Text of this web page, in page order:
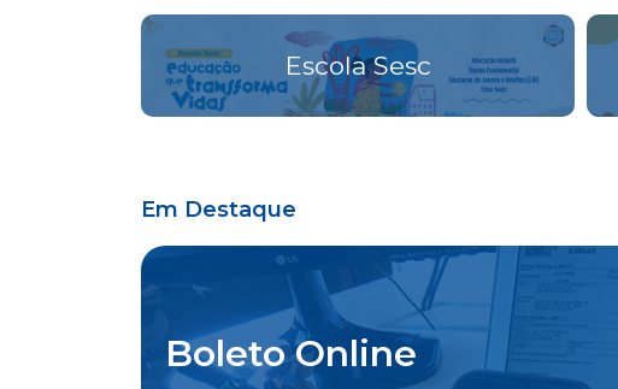
Escola Sesc
Em Destaque
Boleto Online